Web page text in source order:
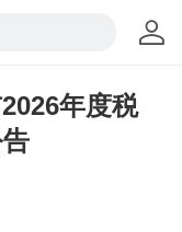
年度税